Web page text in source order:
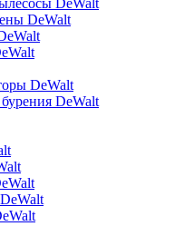
DeWalt
DeWalt
DeWalt
DeWalt